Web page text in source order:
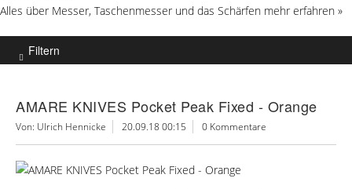
Alles über Messer, Taschenmesser und das Schärfen mehr erfahren »
Filtern
AMARE KNIVES Pocket Peak Fixed - Orange
Von: Ulrich Hennicke 20.09.18 00:15 0 Kommentare